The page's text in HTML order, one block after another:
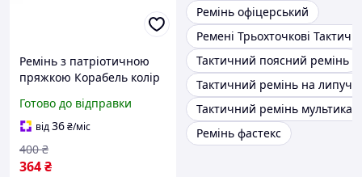
Ремінь з патріотичною
пряжкою Корабель колір
Готово до відправки
від36₴/міс
364₴
400 ₴
Ремінь офіцерський
Ремені Трьохточкові Тактичні
Тактичний поясний ремінь
Тактичний ремінь на липучці
Тактичний ремінь мультикам
Ремінь фастекс